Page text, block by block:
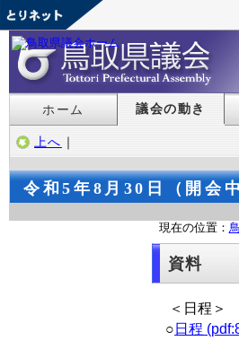
ホーム 議会の動き
上へ ｜
令和5年8月30日（開会中
現在の位置：
資料
＜日程＞
○ 日程